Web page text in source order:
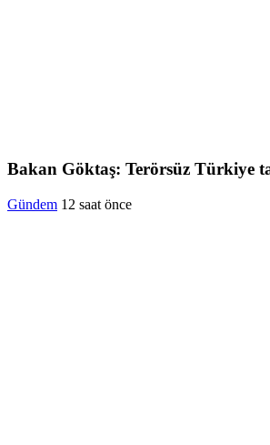
Bakan Göktaş: Terörsüz Türkiye
Gündem 12 saat önce